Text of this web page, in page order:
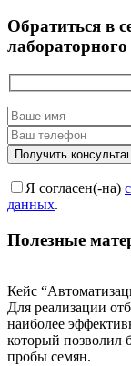
Обратиться в
Я согласен(-на)
данных.
Полезные
Кейс
Для реализации
наиболее
который позволил
пробы семян.